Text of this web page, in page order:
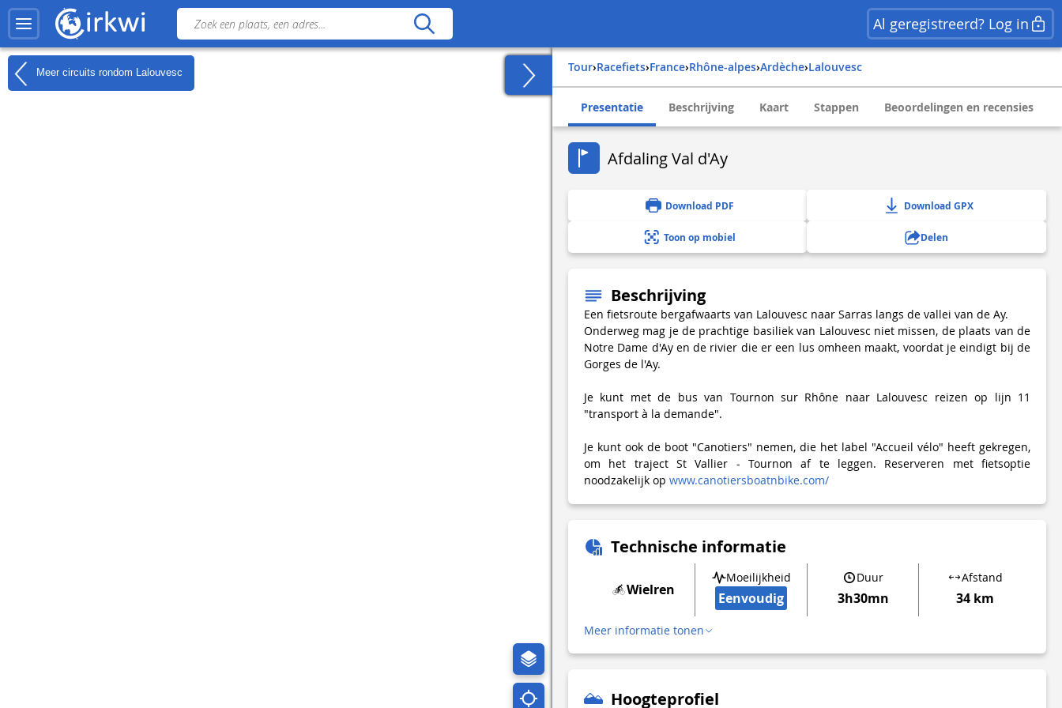
Al geregistreerd? Log in
Meer circuits rondom Lalouvesc Tour› Racefiets› france› rhône-alpes› ardèche› lalouvesc
Presentatie Beschrijving Kaart Stappen Beoordelingen en recensies
Afdaling Val d'Ay
Download PDF Download GPX
Toon op mobiel Delen
Beschrijving
Een fietsroute bergafwaarts van Lalouvesc naar Sarras langs de vallei van de Ay.
Onderweg mag je de prachtige basiliek van Lalouvesc niet missen, de plaats van de
Notre Dame d'Ay en de rivier die er een lus omheen maakt, voordat je eindigt bij de
Gorges de l'Ay.
Je kunt met de bus van Tournon sur Rhône naar Lalouvesc reizen op lijn 11
"transport à la demande".
Je kunt ook de boot "Canotiers" nemen, die het label "Accueil vélo" heeft gekregen,
om het traject St Vallier - Tournon af te leggen. Reserveren met fietsoptie
noodzakelijk op www.canotiersboatnbike.com/
Technische informatie
Wielren
Moeilijkheid
Eenvoudig
Duur
3h30mn
Afstand
34 km
Meer informatie tonen
Hoogteprofiel